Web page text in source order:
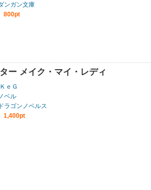
ンガン文庫
800pt
ー メイク・マイ・レディ
ＫｅＧ
ベル
ドラゴンノベルス
1,400pt